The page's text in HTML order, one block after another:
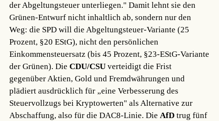
der Abgeltungsteuer unterliegen." Damit lehnt sie den
Grünen-Entwurf nicht inhaltlich ab, sondern nur den
Weg: die SPD will die Abgeltungsteuer-Variante (25
Prozent, §20 EStG), nicht den persönlichen
Einkommensteuersatz (bis 45 Prozent, §23-EStG-Variante
der Grünen). DieCDU/CSU verteidigt die Frist
gegenüber Aktien, Gold und Fremdwährungen und
plädiert ausdrücklich für „eine Verbesserung des
Steuervollzugs bei Kryptowerten" als Alternative zur
Abschaffung, also für die DAC8-Linie. DieAfD trug fünf